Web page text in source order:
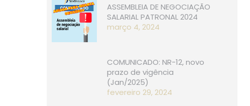
ASSEMBLEIA DE NEGOCIAÇÃO
SALARIAL PATRONAL 2024
março 4, 2024
COMUNICADO: NR-12, novo
prazo de vigência
(Jan/2025)
fevereiro 29, 2024